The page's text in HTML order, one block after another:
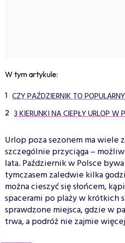
W tym artykule:
CZY PAŹDZIERNIK TO
3 KIERUNKI NA CIEPŁY URLOP W
Urlop poza sezonem ma wiele
szczególnie przyciąga –
lata. Październik w Polsce
tymczasem zaledwie kilka
można cieszyć się słońcem,
spacerami po plaży w krótkich
sprawdzone miejsca, gdzie w
trwa, a podróż nie zajmie